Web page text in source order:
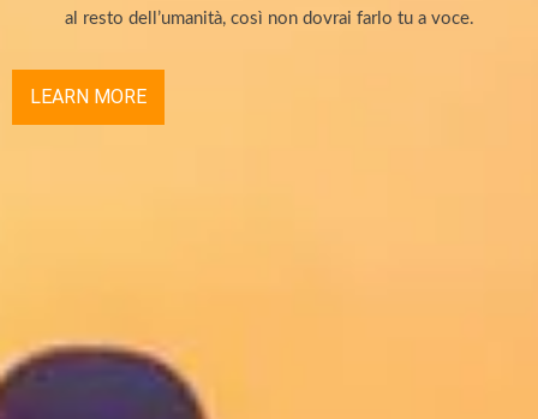
al resto dell’umanità, così non dovrai farlo tu a voce.
LEARN MORE